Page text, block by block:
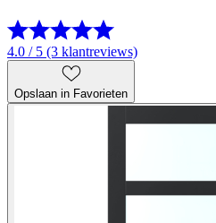
4.0 / 5 (3 klantreviews)
Opslaan in Favorieten